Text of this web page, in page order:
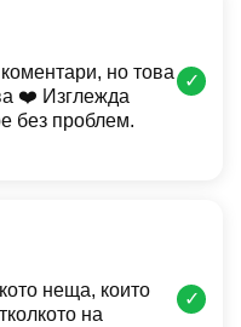
но това
❤️ Изглежда
без проблем.
✓
неща, които
на
✓